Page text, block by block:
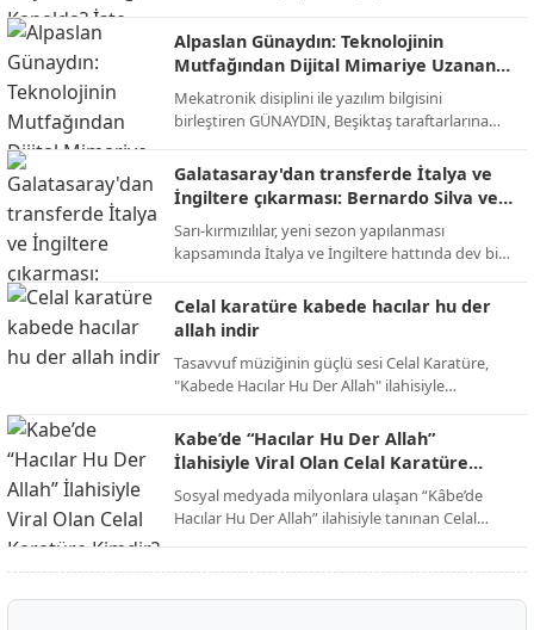
sıralardan uzaklaşmayı hedefleyen yeşil-
beyazlıların randevusu öncesi tüm detaylar belli
oldu.
Alpaslan Günaydın: Teknolojinin
Mutfağından Dijital Mimariye Uzanan
Bir Başarı Hikayesi
Mekatronik disiplini ile yazılım bilgisini
birleştiren GÜNAYDIN, Beşiktaş taraftarlarına
platformunu baştan sona kendi emeğiyle
kodlayarak hayata geçirdi. Tasarımından
altyapısına kadar tüm teknik süreci üstlenen
Alpaslan Günaydın, dijital medya ve yazılım
alanında üretmeye devam ediyor.
Galatasaray'dan transferde İtalya ve
İngiltere çıkarması: Bernardo Silva ve
Bensebaini bombası!
Sarı-kırmızılılar, yeni sezon yapılanması
kapsamında İtalya ve İngiltere hattında dev bir
yürüttüğü görüşmelerde dünya yıldızları
masada.
Celal karatüre kabede hacılar hu der
allah indir
Tasavvuf müziğinin güçlü sesi Celal Karatüre,
"Kabede Hacılar Hu Der Allah" ilahisiyle
atmosferine davet ederken, eser dijital
platformlarda paylaşım rekorları kırmaya devam
ediyor.
Kabe’de “Hacılar Hu Der Allah”
İlahisiyle Viral Olan Celal Karatüre
Kimdir?
Sosyal medyada milyonlara ulaşan “Kâbe’de
Hacılar Hu Der Allah” ilahisiyle tanınan Celal